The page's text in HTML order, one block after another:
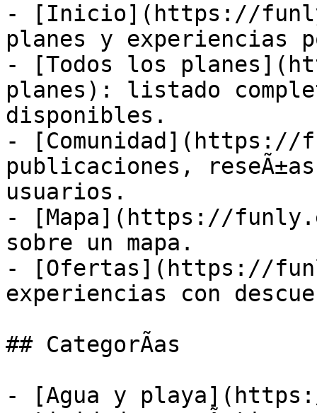
- [Inicio](https://
planes y experiencias
- [Todos los
planes): listado
disponibles.
- [Comunidad](https://
publicaciones,
usuarios.
- [Mapa](https://
sobre un mapa.
- [Ofertas](https://
experiencias con
## CategorÃ­as
- [Agua y